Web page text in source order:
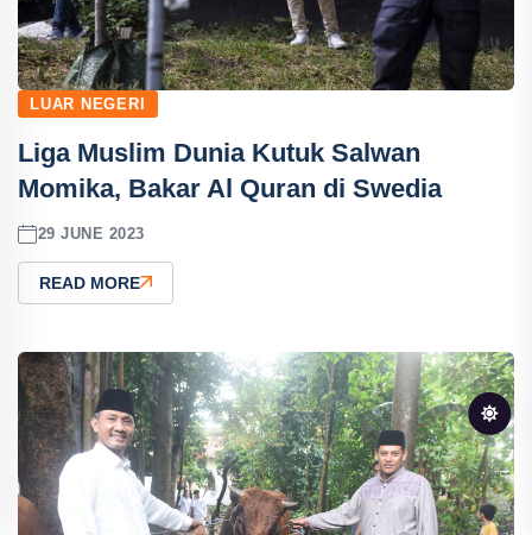
LUAR NEGERI
Liga Muslim Dunia Kutuk Salwan
Momika, Bakar Al Quran di Swedia
29 JUNE 2023
READ MORE